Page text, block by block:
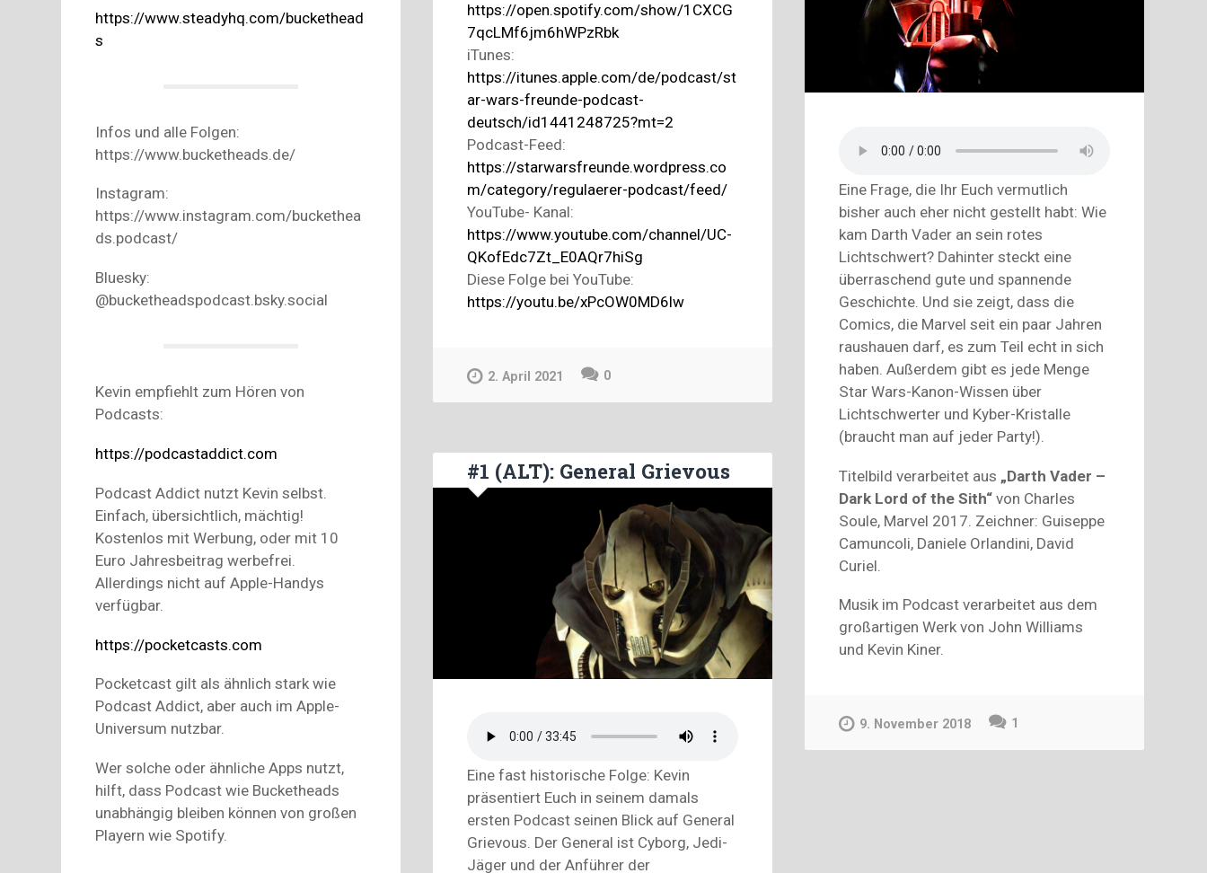
https://www.steadyhq.com/buckethead
s
Infos und alle Folgen:
https://www.bucketheads.de/
Instagram:
https://www.instagram.com/buckethea
ds.podcast/
Bluesky:
@bucketheadspodcast.bsky.social
Kevin empfiehlt zum Hören von
Podcasts:
https://podcastaddict.com
Podcast Addict nutzt Kevin selbst.
Einfach, übersichtlich, mächtig!
Kostenlos mit Werbung, oder mit 10
Euro Jahresbeitrag werbefrei.
Allerdings nicht auf Apple-Handys
verfügbar.
https://pocketcasts.com
Pocketcast gilt als ähnlich stark wie
Podcast Addict, aber auch im Apple-
Universum nutzbar.
Wer solche oder ähnliche Apps nutzt,
hilft, dass Podcast wie Bucketheads
unabhängig bleiben können von großen
Playern wie Spotify.
https://open.spotify.com/show/1CXCG
7qcLMf6jm6hWPzRbk
iTunes:
https://itunes.apple.com/de/podcast/st
ar-wars-freunde-podcast-
deutsch/id1441248725?mt=2
Podcast-Feed:
https://starwarsfreunde.wordpress.co
m/category/regulaerer-podcast/feed/
YouTube- Kanal:
https://www.youtube.com/channel/UC-
QKofEdc7Zt_E0AQr7hiSg
Diese Folge bei YouTube:
https://youtu.be/xPcOW0MD6lw
2. April 2021 0
Eine Frage, die Ihr Euch vermutlich
bisher auch eher nicht gestellt habt: Wie
kam Darth Vader an sein rotes
Lichtschwert? Dahinter steckt eine
überraschend gute und spannende
Geschichte. Und sie zeigt, dass die
Comics, die Marvel seit ein paar Jahren
raushauen darf, es zum Teil echt in sich
haben. Außerdem gibt es jede Menge
Star Wars-Kanon-Wissen über
Lichtschwerter und Kyber-Kristalle
(braucht man auf jeder Party!).
Titelbild verarbeitet aus „Darth Vader –
Dark Lord of the Sith“ von Charles
Soule, Marvel 2017. Zeichner: Guiseppe
Camuncoli, Daniele Orlandini, David
Curiel.
Musik im Podcast verarbeitet aus dem
großartigen Werk von John Williams
und Kevin Kiner.
9. November 2018 1
#1 (ALT): General Grievous
Eine fast historische Folge: Kevin
präsentiert Euch in seinem damals
ersten Podcast seinen Blick auf General
Grievous. Der General ist Cyborg, Jedi-
Jäger und der Anführer der